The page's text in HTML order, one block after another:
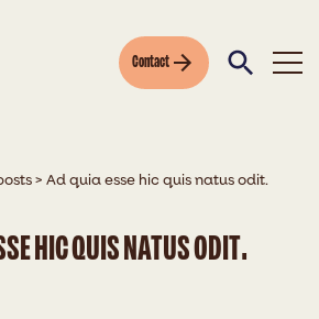
Contact
> Ad quia esse hic quis natus odit.
HIC QUIS NATUS ODIT.